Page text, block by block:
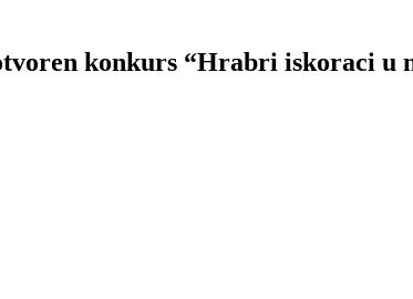
konkurs “Hrabri iskoraci u